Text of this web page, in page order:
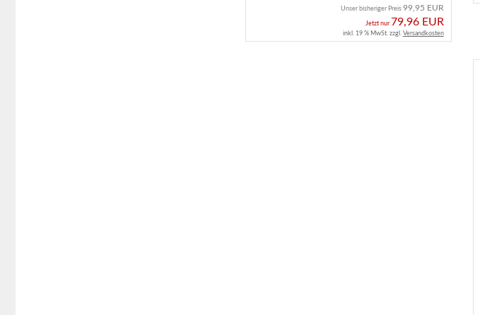
Unser bisheriger Preis 99,95 EUR
Jetzt nur79,96 EUR
inkl. 19 % MwSt. zzgl. Versandkosten